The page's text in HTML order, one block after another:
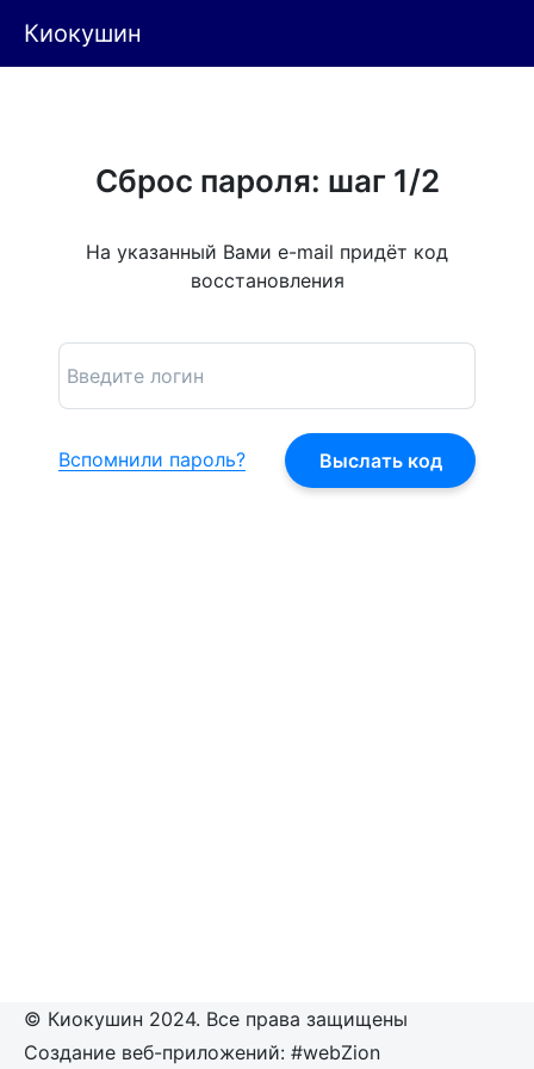
Киокушин
Сброс пароля: шаг 1/2
На указанный Вами e-mail придёт код
восстановления
Вспомнили пароль?
© Киокушин 2024. Все права защищены
Создание веб-приложений: #webZion